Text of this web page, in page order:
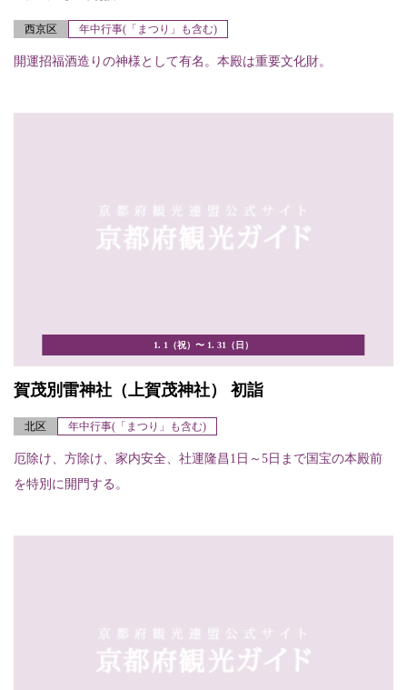
西京区 年中行事(「まつり」も含む)
開運招福酒造りの神様として有名。本殿は重要文化財。
1. 1（祝）〜 1. 31（日）
賀茂別雷神社（上賀茂神社） 初詣
北区 年中行事(「まつり」も含む)
厄除け、方除け、家内安全、社運隆昌1日～5日まで国宝の本殿前
を特別に開門する。